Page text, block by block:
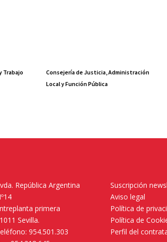
Trabajo
Consejería de Justicia, Administración
Local y Función Pública
República Argentina
primera
Sevilla.
954.501.303
Suscripción
Aviso legal
Política de
Política de
Perfil del